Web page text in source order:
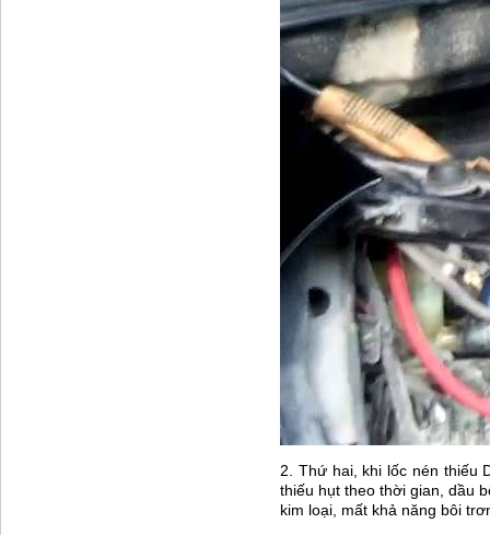
2. Thứ hai, khi lốc nén thiếu
thiếu hụt theo thời gian, dầu
kim loại, mất khả năng bôi